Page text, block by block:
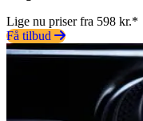
Lige nu priser fra 598 kr.*
Få tilbud